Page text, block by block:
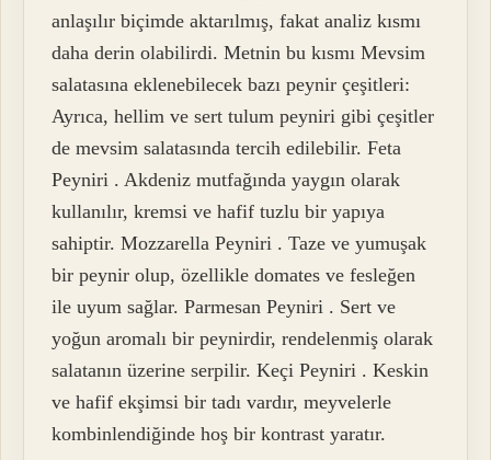
anlaşılır biçimde aktarılmış, fakat analiz kısmı
daha derin olabilirdi. Metnin bu kısmı Mevsim
salatasına eklenebilecek bazı peynir çeşitleri:
Ayrıca, hellim ve sert tulum peyniri gibi çeşitler
de mevsim salatasında tercih edilebilir. Feta
Peyniri . Akdeniz mutfağında yaygın olarak
kullanılır, kremsi ve hafif tuzlu bir yapıya
sahiptir. Mozzarella Peyniri . Taze ve yumuşak
bir peynir olup, özellikle domates ve fesleğen
ile uyum sağlar. Parmesan Peyniri . Sert ve
yoğun aromalı bir peynirdir, rendelenmiş olarak
salatanın üzerine serpilir. Keçi Peyniri . Keskin
ve hafif ekşimsi bir tadı vardır, meyvelerle
kombinlendiğinde hoş bir kontrast yaratır.